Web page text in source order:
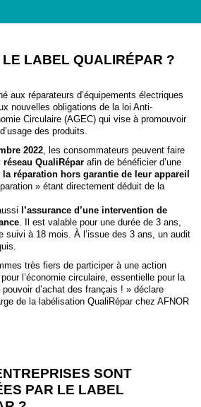
LE LABEL QUALIRÉPAR ?
aux réparateurs d’équipements électriques
nouvelles obligations de la loi Anti-
Circulaire (AGEC) qui vise à promouvoir
des produits.
2022, les consommateurs peuvent faire
QualiRépar afin de bénéficier d’une
réparation hors garantie de leur appareil
» étant directement déduit de la
l’assurance d’une intervention de
. Il est valable pour une durée de 3 ans,
suivi à 18 mois. À l’issue des 3 ans, un audit
très fiers de participer à une action
l’économie circulaire, essentielle pour la
d’achat des français ! » déclare
de la labélisation QualiRépar chez AFNOR
SONT
PAR LE LABEL